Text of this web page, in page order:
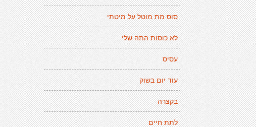
סוס מת מוטל על מיטתי
לא כוסות התה שלי
עסיס
עוד יום בשוק
בקצרה
לתת חיים